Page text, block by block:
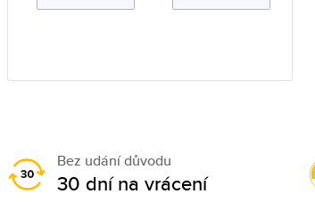
Bez udání důvodu
30 dní na vrácení